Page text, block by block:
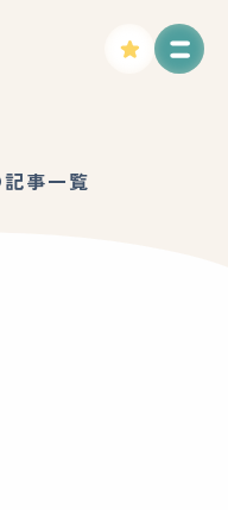
記事一覧